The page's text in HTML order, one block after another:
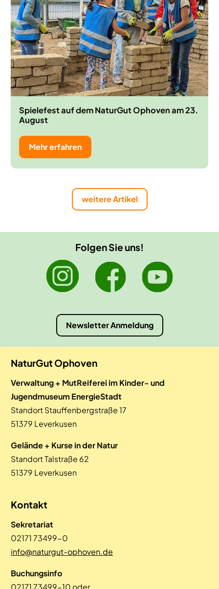
Spielefest auf dem NaturGut Ophoven am 23.
August
Mehr erfahren
weitere Artikel
Folgen Sie uns!
Newsletter Anmeldung
NaturGut Ophoven
Verwaltung + MutReiferei im Kinder- und
Jugendmuseum EnergieStadt
Standort Stauffenbergstraße 17
51379 Leverkusen
Gelände + Kurse in der Natur
Standort Talstraße 62
51379 Leverkusen
Kontakt
Sekretariat
02171 73499-0
info@naturgut-ophoven.de
Buchungsinfo